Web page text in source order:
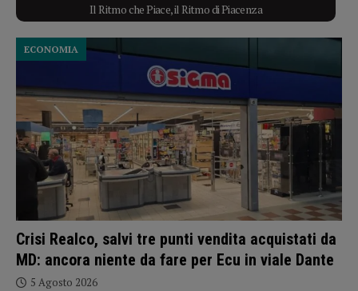
Il Ritmo che Piace, il Ritmo di Piacenza
Crisi Realco, salvi tre punti vendita acquistati da
MD: ancora niente da fare per Ecu in viale Dante
ECONOMIA
5 Agosto 2026